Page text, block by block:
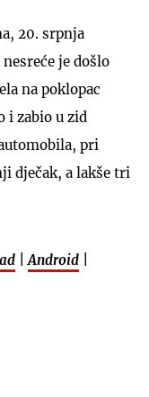
20. srpnja
je došlo
na poklopac
i zabio u zid
pri
dječak, a lakše tri
Android